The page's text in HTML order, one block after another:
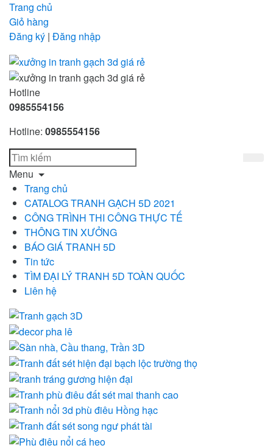
Trang chủ
Giỏ hàng
Đăng ký | Đăng nhập
Hotline
0985554156
Hotline: 0985554156
Menu
Trang chủ
CATALOG TRANH GẠCH 5D 2021
CÔNG TRÌNH THI CÔNG THỰC TẾ
THÔNG TIN XƯỞNG
BÁO GIÁ TRANH 5D
Tin tức
TÌM ĐẠI LÝ TRANH 5D TOÀN QUỐC
Liên hệ